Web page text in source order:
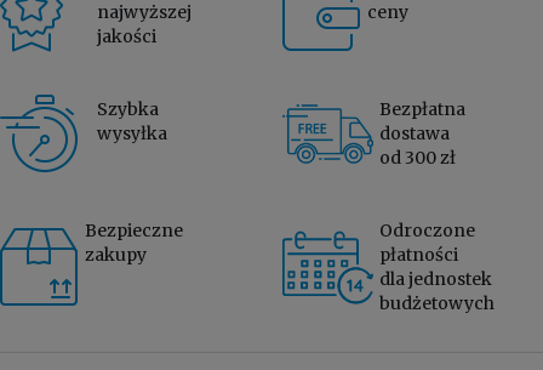
najwyższej
jakości
ceny
Szybka
wysyłka
Bezpłatna
dostawa
od 300 zł
Bezpieczne
zakupy
Odroczone
płatności
dla jednostek
budżetowych